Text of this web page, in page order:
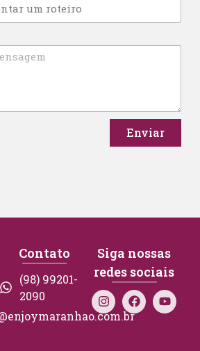
Enviar
Contato
(98) 99201-
2090
Siga nossas
redes sociais